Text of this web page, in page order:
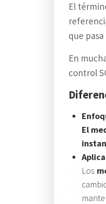
El
que
En
control
El
Los